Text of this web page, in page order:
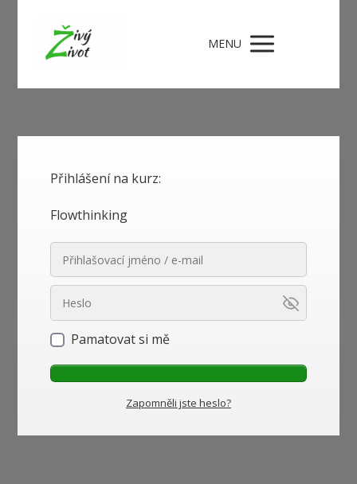
MENU
Přihlášení na kurz:
Flowthinking
Pamatovat si mě
Zapomněli jste heslo?